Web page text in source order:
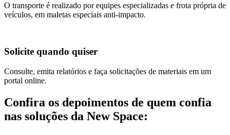
O transporte é realizado por equipes especializadas e frota própria de
veículos, em maletas especiais anti-impacto.
Solicite quando quiser
Consulte, emita relatórios e faça solicitações de materiais em um
portal online.
Confira os depoimentos de quem confia
nas soluções da New Space: